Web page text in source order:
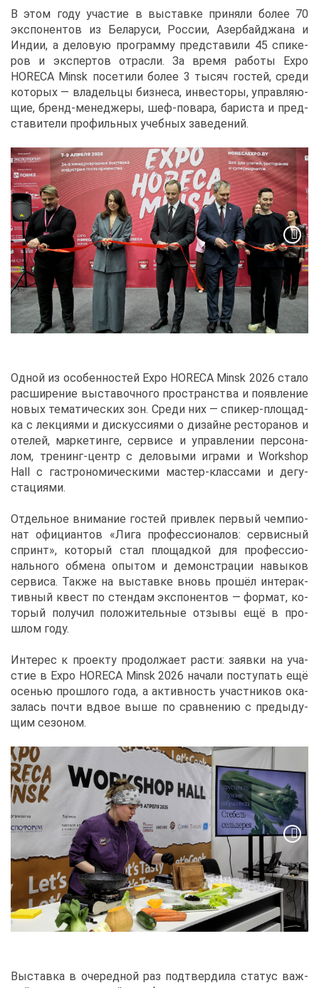
В этом го­ду уча­стие в вы­став­ке при­ня­ли бо­лее 70
экс­по­нен­тов из Бе­ла­ру­си, Рос­сии, Азер­бай­джа­на и
Ин­дии, а де­ло­вую про­грам­му пред­ста­ви­ли 45 спи­ке­
ров и экс­пер­тов от­рас­ли. За вре­мя ра­бо­ты Expo
HORECA Minsk по­се­ти­ли бо­лее 3 ты­сяч го­стей, сре­ди
ко­то­рых — вла­дель­цы биз­не­са, ин­ве­сто­ры, управ­ля­ю­
щие, бренд-ме­не­дже­ры, шеф-по­ва­ра, ба­ри­ста и пред­
ста­ви­те­ли про­филь­ных учеб­ных за­ве­де­ний.
Од­ной из осо­бен­но­стей Expo HORECA Minsk 2026 ста­ло
рас­ши­ре­ние вы­ста­воч­но­го про­стран­ства и по­яв­ле­ние
но­вых те­ма­ти­че­ских зон. Сре­ди них — спи­кер-пло­щад­
ка с лек­ци­я­ми и дис­кус­си­я­ми о ди­зайне ре­сто­ра­нов и
оте­лей, мар­ке­тин­ге, сер­ви­се и управ­ле­нии пер­со­на­
лом, тре­нинг-центр с де­ло­вы­ми иг­ра­ми и Workshop
Hall с га­стро­но­ми­че­ски­ми ма­стер-клас­са­ми и де­гу­
ста­ци­я­ми.
От­дель­ное вни­ма­ние го­стей при­влек пер­вый чем­пи­о­
нат офи­ци­ан­тов «Ли­га про­фес­си­о­на­лов: сер­вис­ный
спринт», ко­то­рый стал пло­щад­кой для про­фес­си­о­
наль­но­го об­ме­на опы­том и де­мон­стра­ции на­вы­ков
сер­ви­са. Та­к­же на вы­став­ке вновь про­шёл ин­тер­ак­
тив­ный квест по стен­дам экс­по­нен­тов — фор­мат, ко­
то­рый по­лу­чил по­ло­жи­тель­ные от­зы­вы ещё в про­
шлом го­ду.
Ин­те­рес к про­ек­ту про­дол­жа­ет рас­ти: за­яв­ки на уча­
стие в Expo HORECA Minsk 2026 на­ча­ли по­сту­пать ещё
осе­нью про­шло­го го­да, а ак­тив­ность участ­ни­ков ока­
за­лась по­чти вдвое вы­ше по срав­не­нию с преды­ду­
щим се­зо­ном.
Вы­став­ка в оче­ред­ной раз под­твер­ди­ла ста­тус важ­